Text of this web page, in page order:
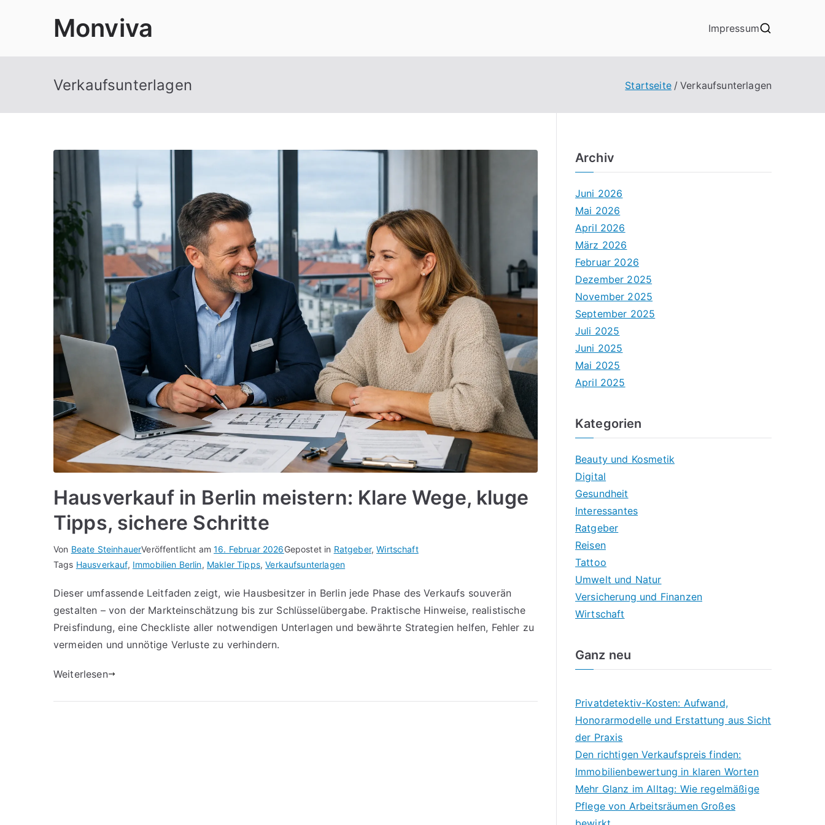
Monviva Impressum
Verkaufsunterlagen Startseite Verkaufsunterlagen
Hausverkauf in Berlin meistern: Klare Wege, kluge
Tipps, sichere Schritte
Von Beate SteinhauerVeröffentlicht am16. Februar 2026Gepostet in Ratgeber,Wirtschaft
Tags Hausverkauf, Immobilien Berlin, Makler Tipps,Verkaufsunterlagen
Dieser umfassende Leitfaden zeigt, wie Hausbesitzer in Berlin jede Phase des Verkaufs souverän
gestalten – von der Markteinschätzung bis zur Schlüsselübergabe. Praktische Hinweise, realistische
Preisfindung, eine Checkliste aller notwendigen Unterlagen und bewährte Strategien helfen, Fehler zu
vermeiden und unnötige Verluste zu verhindern.
Weiterlesen
Archiv
Juni 2026
Mai 2026
April 2026
März 2026
Februar 2026
Dezember 2025
November 2025
September 2025
Juli 2025
Juni 2025
Mai 2025
April 2025
Kategorien
Beauty und Kosmetik
Digital
Gesundheit
Interessantes
Ratgeber
Reisen
Tattoo
Umwelt und Natur
Versicherung und Finanzen
Wirtschaft
Ganz neu
Privatdetektiv-Kosten: Aufwand,
Honorarmodelle und Erstattung aus Sicht
der Praxis
Den richtigen Verkaufspreis finden:
Immobilienbewertung in klaren Worten
Mehr Glanz im Alltag: Wie regelmäßige
Pflege von Arbeitsräumen Großes